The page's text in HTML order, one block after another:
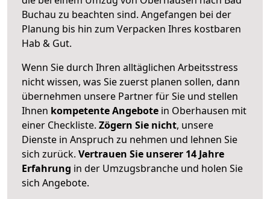
Buchau zu beachten sind. Angefangen bei der
Planung bis hin zum Verpacken Ihres kostbaren
Hab & Gut.
Wenn Sie durch Ihren alltäglichen Arbeitsstress
nicht wissen, was Sie zuerst planen sollen, dann
übernehmen unsere Partner für Sie und stellen
Ihnen kompetente Angebote in Oberhausen mit
einer Checkliste. Zögern Sie nicht, unsere
Dienste in Anspruch zu nehmen und lehnen Sie
sich zurück. Vertrauen Sie unserer 14 Jahre
Erfahrung in der Umzugsbranche und holen Sie
sich Angebote.